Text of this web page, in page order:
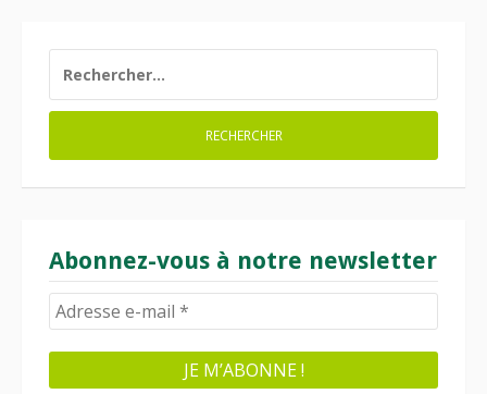
Abonnez-vous à notre newsletter